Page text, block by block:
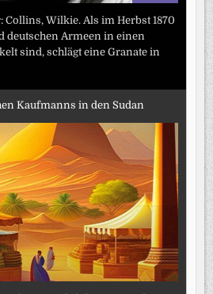
Wilkie. Als im Herbst 1870
deutschen Armeen in einen
sind, schlägt eine Granate in
Kaufmanns in den Sudan